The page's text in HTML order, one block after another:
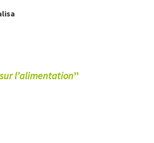
l’alimentation”